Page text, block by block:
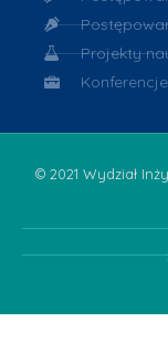
Projekty
© 2021 Wydział